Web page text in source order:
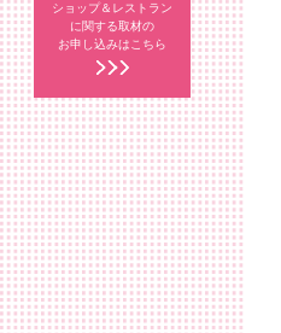
ショップ＆レストラン
に関する取材の
お申し込みはこちら